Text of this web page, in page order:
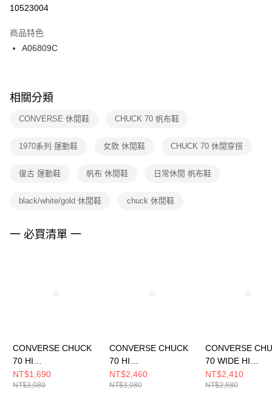
１．於結帳方式選擇「AFTEE先享後付」後，將跳轉至「AFTEE先享後付」
２．訂單成立數日內，您將收到繳費通知簡訊。
３．收到繳費通知簡訊後14天內，點擊此簡訊中的連結，可透過四大超商／
ATM／網路銀行／等多元方式進行付款，方視為交易完成。
※ 交易是否成功請以「AFTEE先享後付 」之結帳頁面顯示為準，若有關於
是否繳費成功／繳費後需取消欲退款等相關疑問，請聯繫「AFTEE先享後付
客戶支援中心」 https://netprotections.freshdesk.com/support/home
１．透過由恩沛科技股份有限公司提供之「AFTEE先享後付」服務完成之交
權轉讓予恩沛科技股份有限公司。
３．未成年的使用者請事先徵得法定代理人或監護人之同意方可使用
４．使用「AFTEE先享後付」時，將依據個別帳號之用戶狀況，依本公司即
每筆NT$100，滿NT$1,500(含以上)免運費
付款後門市自取
每筆NT$100，滿NT$1,500(含以上)免運費
10523004
商品特色
A06809C
相關分類
CONVERSE 休閒鞋 CHUCK 70 帆布鞋
1970系列 運動鞋 女款 休閒鞋 CHUCK 70 休閒穿搭
復古 運動鞋 帆布 休閒鞋 日常休閒 帆布鞋
black/white/gold 休閒鞋 chuck 休閒鞋
一 必買清單 一
CONVERSE CHUCK
70 HI
WHITE/WHITE/GOLD
女 休閒鞋 A06808C
NT$1,690
NT$3,080
CONVERSE CHUCK
70 HI
BLACK/BLACK/WHIT
E 男女 休閒鞋
NT$2,460
NT$3,080
CONVERSE
70 WIDE HI
BLACK/BLACK/
T 男女 休閒鞋
NT$2,410
NT$2,680